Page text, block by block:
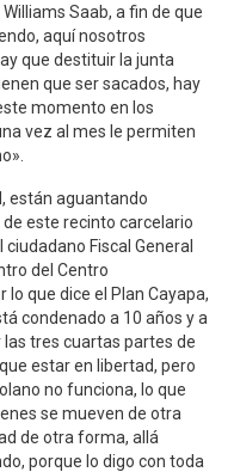
Saab, a fin de que
aquí nosotros
que destituir la junta
que ser sacados, hay
momento en los
vez al mes le permiten
están aguantando
este recinto carcelario
Fiscal General
del Centro
lo que dice el Plan Cayapa,
condenado a 10 años y a
tres cuartas partes de
estar en libertad, pero
no funciona, lo que
se mueven de otra
de otra forma, allá
porque lo digo con toda